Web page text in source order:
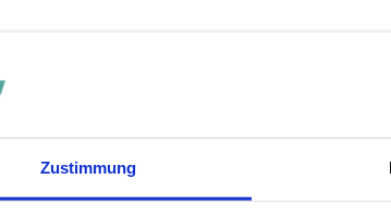
Zustimmung
Aktionäre läuft ab
– Für Aktionäre von Volkswagen und
erlittenen Kursverluste noch einklagen